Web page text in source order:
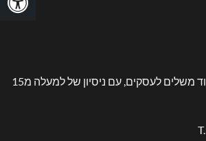
יבואנים של קופות וציוד משלים לעסקים, עם ניסיון של למעלה מ15